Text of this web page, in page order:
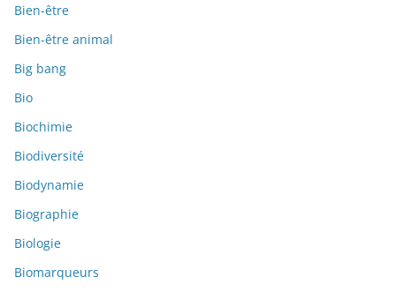
Bien-être
Bien-être animal
Big bang
Bio
Biochimie
Biodiversité
Biodynamie
Biographie
Biologie
Biomarqueurs